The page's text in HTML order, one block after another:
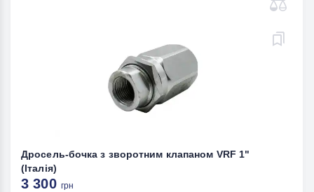
Дросель-бочка з зворотним клапаном VRF 1"
(Італія)
3 300 грн